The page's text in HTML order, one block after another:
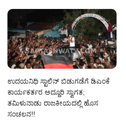
ಉದಯನಿಧಿ ಸ್ಟಾಲಿನ್ ಬಿಡುಗಡೆಗೆ ಡಿಎಂಕೆ
ಕಾರ್ಯಕರ್ತರ ಅದ್ದೂರಿ ಸ್ವಾಗತ;
ತಮಿಳುನಾಡು ರಾಜಕೀಯದಲ್ಲಿ ಹೊಸ
ಸಂಚಲನ!!